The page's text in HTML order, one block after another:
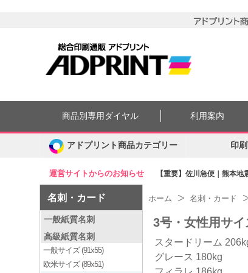
運営サイトからのお知らせ 【重要】佐川急便｜熊本
商品別専用ダイヤル 利用案内
アドプリント商品カテゴリー 印
名刺・カード
一般紙質名刺
高級紙質名刺
一般サイズ (91x55)
欧米サイズ (89x51)
ホーム 名刺・カード
3号・女性用サ
スタードリーム
グレース 180kg